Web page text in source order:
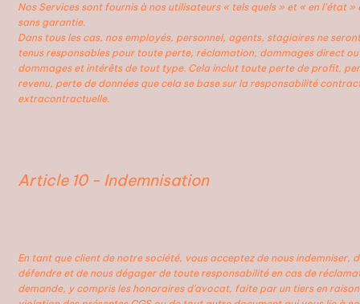
Nos Services sont fournis à nos utilisateurs « tels quels » et « en l’état »
sans garantie.
Dans tous les cas, nos employés, personnel, agents, stagiaires ne
tenus responsables pour toute perte, réclamation, dommages direct
dommages et intérêts de tout type. Cela inclut toute perte de profit,
revenu, perte de données que cela se base sur la responsabilité
extracontractuelle.
Article 10 - Indemnisation
En tant que client de notre société, vous acceptez de nous indemniser,
défendre et de nous dégager de toute responsabilité en cas de
demande, y compris les honoraires d'avocat, faite par un tiers en